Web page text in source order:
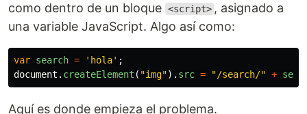
como dentro de un bloque <script> , asignado a
una variable JavaScript. Algo así como:
var search = ' hola' ;
document . createElement ( "img"). src = "/search/" +
Aquí es donde empieza el problema.